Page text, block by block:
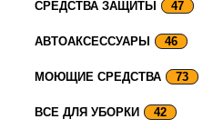
СРЕДСТВА ЗАЩИТЫ 47
АВТОАКСЕССУАРЫ 46
МОЮЩИЕ СРЕДСТВА 73
ВСЕ ДЛЯ УБОРКИ 42